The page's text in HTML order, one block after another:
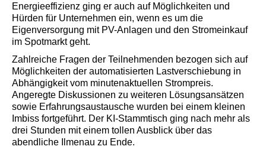
Energieeffizienz ging er auch auf Möglichkeiten und
Hürden für Unternehmen ein, wenn es um die
Eigenversorgung mit PV-Anlagen und den Stromeinkauf
im Spotmarkt geht.
Zahlreiche Fragen der Teilnehmenden bezogen sich auf
Möglichkeiten der automatisierten Lastverschiebung in
Abhängigkeit vom minutenaktuellen Strompreis.
Angeregte Diskussionen zu weiteren Lösungsansätzen
sowie Erfahrungsaustausche wurden bei einem kleinen
Imbiss fortgeführt. Der KI-Stammtisch ging nach mehr als
drei Stunden mit einem tollen Ausblick über das
abendliche Ilmenau zu Ende.